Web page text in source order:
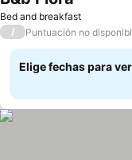
Bed and breakfast
/ Puntuación no
Elige fechas para